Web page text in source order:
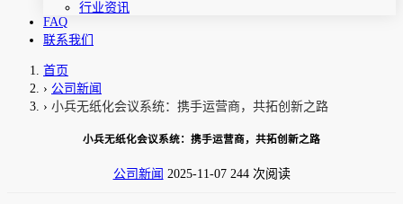
行业资讯
FAQ
联系我们
首页
› 公司新闻
› 小兵无纸化会议系统：携手运营商，共拓创新之路
小兵无纸化会议系统：携手运营商，共拓创新之路
公司新闻 2025-11-07 244 次阅读